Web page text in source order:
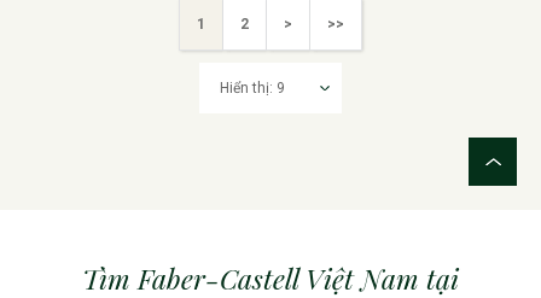
1 2 > >>
Tìm Faber-Castell Việt Nam tại